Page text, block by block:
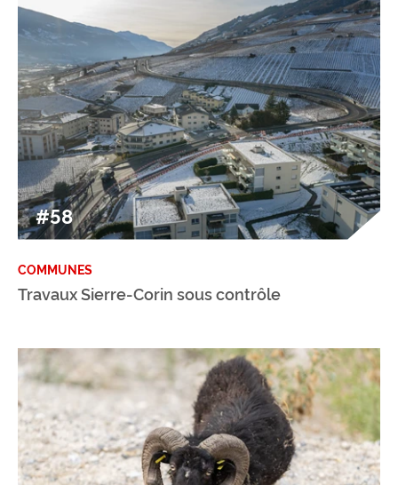
#58
COMMUNES
Travaux Sierre-Corin sous contrôle